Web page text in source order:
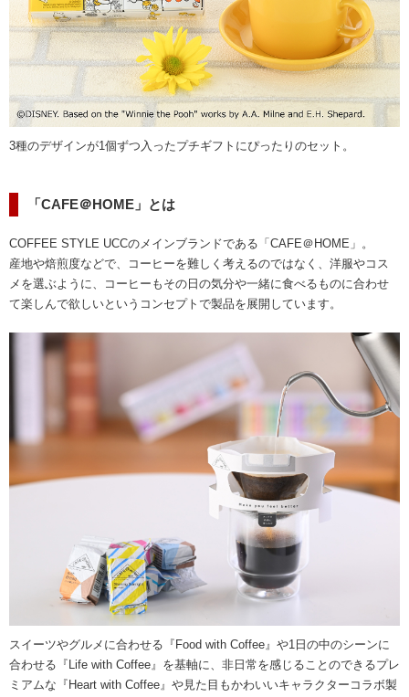
3種のデザインが1個ずつ入ったプチギフトにぴったりのセット。
「CAFE＠HOME」とは
COFFEE STYLE UCCのメインブランドである「CAFE＠HOME」。
産地や焙煎度などで、コーヒーを難しく考えるのではなく、洋服やコス
メを選ぶように、コーヒーもその日の気分や一緒に食べるものに合わせ
て楽しんで欲しいというコンセプトで製品を展開しています。
スイーツやグルメに合わせる『Food with Coffee』や1日の中のシーンに
合わせる『Life with Coffee』を基軸に、非日常を感じることのできるプレ
ミアムな『Heart with Coffee』や見た目もかわいいキャラクターコラボ製